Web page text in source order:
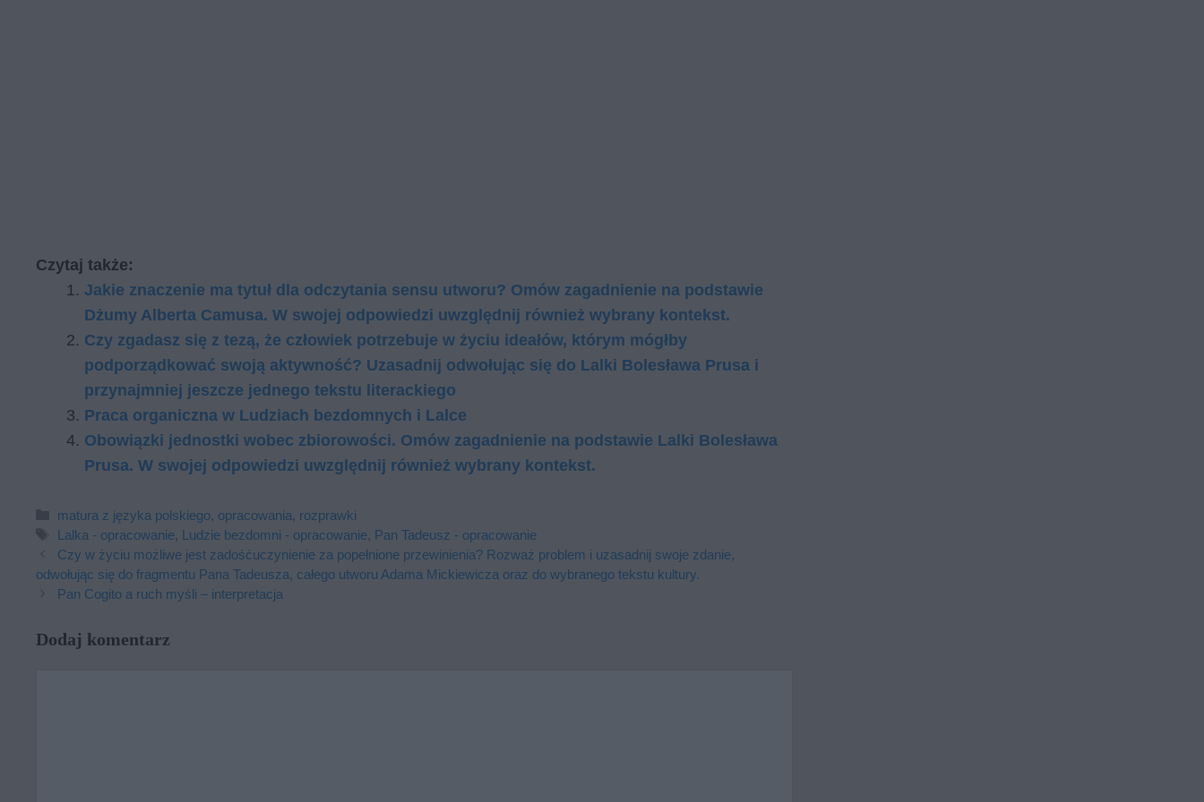
Czytaj także:
Jakie znaczenie ma tytuł dla odczytania sensu utworu? Omów zagadnienie na podstawie
Dżumy Alberta Camusa. W swojej odpowiedzi uwzględnij również wybrany kontekst.
Czy zgadasz się z tezą, że człowiek potrzebuje w życiu ideałów, którym mógłby
podporządkować swoją aktywność? Uzasadnij odwołując się do Lalki Bolesława Prusa i
przynajmniej jeszcze jednego tekstu literackiego
Praca organiczna w Ludziach bezdomnych i Lalce
Obo­wiąz­ki jed­nost­ki wo­bec zbio­ro­wo­ści. Omów za­gad­nie­nie na pod­sta­wie Lal­ki Bo­le­sła­wa
Pru­sa. W swo­jej od­po­wie­dzi uwzględ­nij rów­nież wy­bra­ny kon­tekst.
Kategorie
matura z języka polskiego, opracowania, rozprawki
Tagi
Lalka - opracowanie, Ludzie bezdomni - opracowanie, Pan Tadeusz - opracowanie
Czy w życiu możliwe jest zadośćuczynienie za popełnione przewinienia? Rozważ problem i uzasadnij swoje zdanie,
odwołując się do fragmentu Pana Tadeusza, całego utworu Adama Mickiewicza oraz do wybranego tekstu kultury.
Pan Cogito a ruch myśli – interpretacja
Dodaj komentarz